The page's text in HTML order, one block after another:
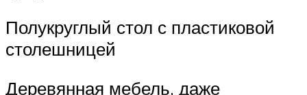
Полукруглый стол с пластиковой
столешницей
Деревянная мебель, даже